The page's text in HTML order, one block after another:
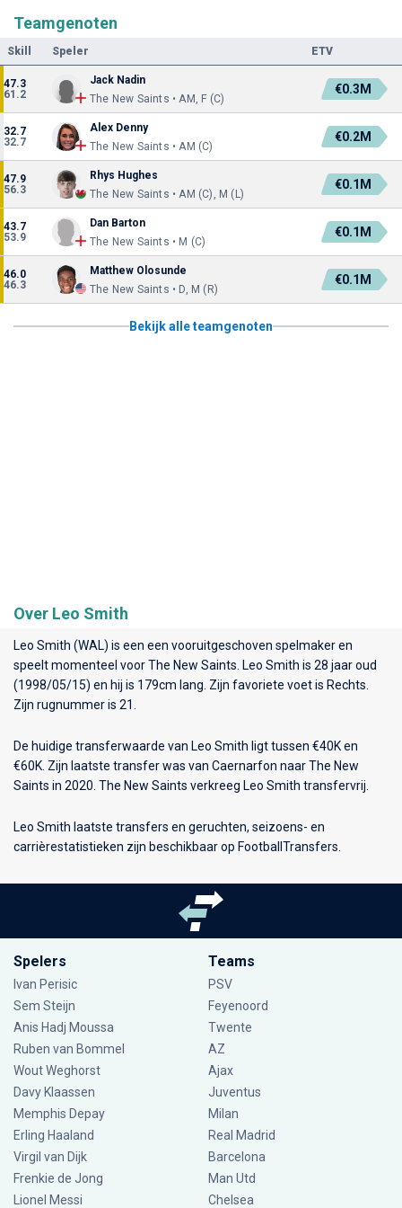
Teamgenoten
Skill Speler ETV
47.3
61.2
Jack Nadin
The New Saints • AM, F (C)
€0.3M
32.7
32.7
Alex Denny
The New Saints • AM (C)
€0.2M
47.9
56.3
Rhys Hughes
The New Saints • AM (C), M (L)
€0.1M
43.7
53.9
Dan Barton
The New Saints • M (C)
€0.1M
46.0
46.3
Matthew Olosunde
The New Saints • D, M (R)
€0.1M
Bekijk alle teamgenoten
Over Leo Smith
Leo Smith (WAL) is een een vooruitgeschoven spelmaker en
speelt momenteel voorThe New Saints . Leo Smith is 28 jaar oud
(1998/05/15) en hij is 179cm lang. Zijn favoriete voet is Rechts.
Zijn rugnummer is 21.
De huidige transferwaarde van Leo Smith ligt tussen €40K en
€60K. Zijn laatste transfer was van Caernarfon naar The New
Saints in 2020. The New Saints verkreeg Leo Smith transfervrij.
Leo Smith laatste transfers en geruchten, seizoens- en
carrièrestatistieken zijn beschikbaar op FootballTransfers.
Spelers
Ivan Perisic
Sem Steijn
Anis Hadj Moussa
Ruben van Bommel
Wout Weghorst
Davy Klaassen
Memphis Depay
Erling Haaland
Virgil van Dijk
Frenkie de Jong
Lionel Messi
Teams
PSV
Feyenoord
Twente
AZ
Ajax
Juventus
Milan
Real Madrid
Barcelona
Man Utd
Chelsea